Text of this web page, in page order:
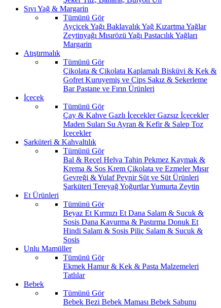
Sıvı Yağ & Margarin
Tümünü Gör
Ayçiçek Yağı Baklavalık Yağ Kızartma Yağlar
Zeytinyağı Mısırözü Yağı Pastacılık Yağları
Margarin
Atıştırmalık
Tümünü Gör
Çikolata & Çikolata Kaplamalı Bisküvi & Kek &
Gofret Kuruyemiş ve Cips Sakız & Şekerleme
BarPastane ve Fırın Ürünleri
İçecek
Tümünü Gör
Çay & Kahve Gazlı İçeceklerGazsız İçecekler
Maden Suları Su Ayran & Kefir & Salep Toz
İçecekler
Şarküteri & Kahvaltılık
Tümünü Gör
Bal & Reçel Helva Tahin Pekmez Kaymak &
Krema & Sos Krem Çikolata ve EzmelerMısır
Gevreği & YulafPeynir Süt ve Süt Ürünleri
Şarküteri TereyağYoğurtlarYumurta Zeytin
Et Ürünleri
Tümünü Gör
Beyaz Et Kırmızı Et Dana Salam & Sucuk &
Sosis Dana Kavurma & Pastırma Donuk Et
Hindi Salam & Sosis Piliç Salam & Sucuk &
Sosis
Unlu Mamüller
Tümünü Gör
Ekmek Hamur & Kek & Pasta Malzemeleri
Tatlılar
Bebek
Tümünü Gör
Bebek Bezi Bebek Maması Bebek Sabunu